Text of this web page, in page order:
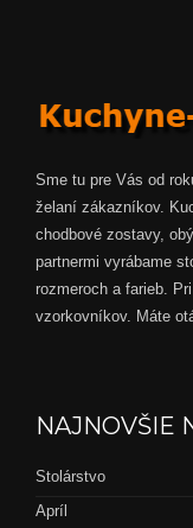
Sme tu pre Vás od
želaní zákazníkov.
chodbové zostavy,
partnermi vyrábame
rozmeroch a farieb.
vzorkovníkov. Máte
NAJNOVŠIE
Stolárstvo
Apríl